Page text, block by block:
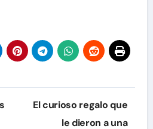
El curioso regalo que
le dieron a una